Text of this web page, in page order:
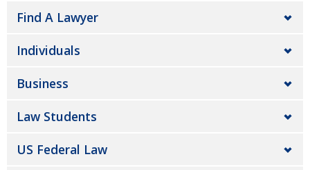
Find A Lawyer
Individuals
Business
Law Students
US Federal Law